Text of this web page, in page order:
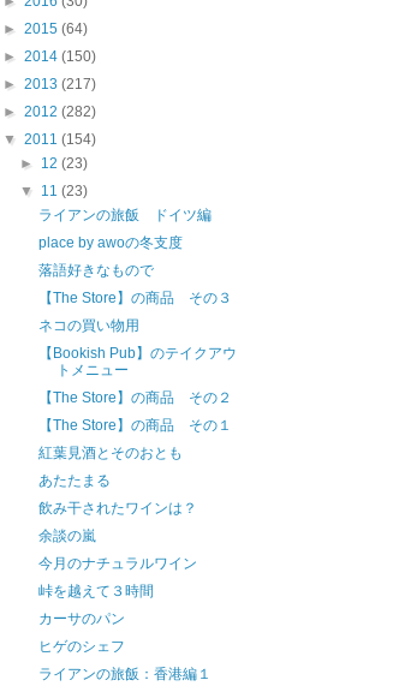
► 2015 (64)
► 2014 (150)
► 2013 (217)
► 2012 (282)
▼ 2011 (154)
► 12(23)
▼ 11(23)
ライアンの旅飯 ドイツ編
place by awoの冬支度
落語好きなもので
【The Store】の商品 その３
ネコの買い物用
【Bookish Pub】のテイクアウ
トメニュー
【The Store】の商品 その２
【The Store】の商品 その１
紅葉見酒とそのおとも
あたたまる
飲み干されたワインは？
余談の嵐
今月のナチュラルワイン
峠を越えて３時間
カーサのパン
ヒゲのシェフ
ライアンの旅飯：香港編１